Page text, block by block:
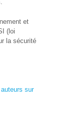
et
(loi
la sécurité
sur